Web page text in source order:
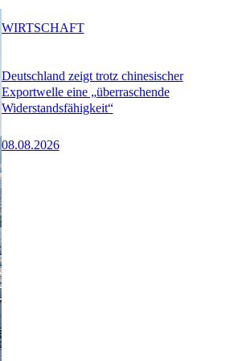
Deutschland zeigt trotz chinesischer
Exportwelle eine „überraschende
Widerstandsfähigkeit“
08.08.2026
WIRTSCHAFT